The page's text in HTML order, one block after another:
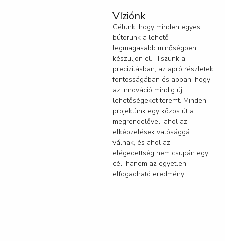
Víziónk
Célunk, hogy minden egyes
bútorunk a lehető
legmagasabb minőségben
készüljön el. Hiszünk a
precizitásban, az apró részletek
fontosságában és abban, hogy
az innováció mindig új
lehetőségeket teremt. Minden
projektünk egy közös út a
megrendelővel, ahol az
elképzelések valósággá
válnak, és ahol az
elégedettség nem csupán egy
cél, hanem az egyetlen
elfogadható eredmény.